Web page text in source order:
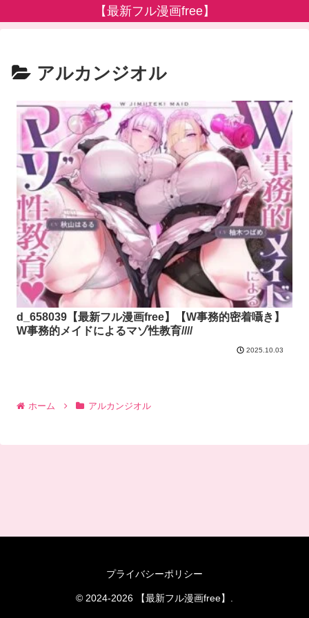
【最新フル漫画free】
アルカンジオル
d_658039【最新フル漫画free】【W事務的密着囁き】
W事務的メイドによるマゾ性教育////
2025.10.03
ホーム アルカンジオル
プライバシーポリシー
© 2024-2026 【最新フル漫画free】.